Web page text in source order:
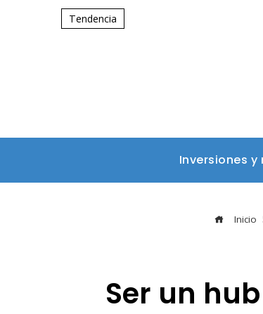
Tendencia
Inversiones y
Inicio
Ser un